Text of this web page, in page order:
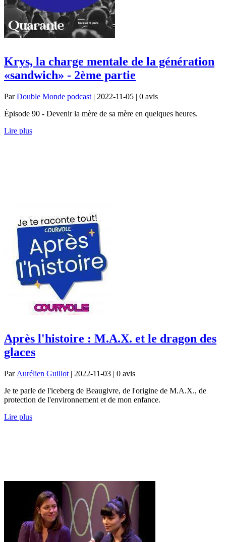
Krys, la charge mentale de la génération
«sandwich» - 2ème partie
ParDouble Monde podcast | 2022-11-05 | 0 avis
Épisode 90 - Devenir la mère de sa mère en quelques heures.
Lire plus
Après l'histoire : M.A.X. et le dragon des
glaces
Par Aurélien Guillot | 2022-11-03 | 0 avis
Je te parle de l'iceberg de Beaugivre, de l'origine de M.A.X., de
protection de l'environnement et de mon enfance.
Lire plus